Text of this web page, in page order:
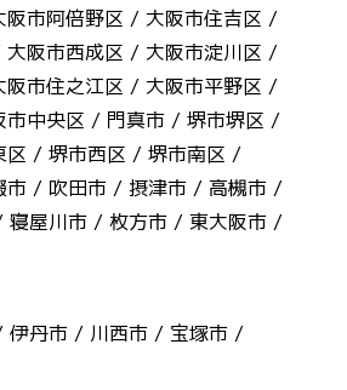
阪市阿倍野区 / 大阪市住吉区 /
大阪市西成区 / 大阪市淀川区 /
阪市住之江区 / 大阪市平野区 /
市中央区 / 門真市 /堺市堺区 /
区 /堺市西区 /堺市南区 /
市 / 吹田市 / 摂津市 / 高槻市 /
寝屋川市 /枚方市 /東大阪市 /
伊丹市 / 川西市 / 宝塚市 /